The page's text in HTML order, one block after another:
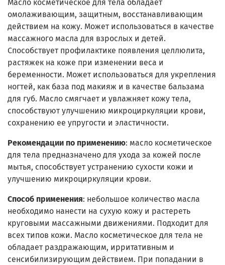
Масло косметическое для тела обладает
омолаживающим, защитным, восстанавливающим
действием на кожу. Может использоваться в качестве
массажного масла для взрослых и детей.
Способствует профилактике появления целлюлита,
растяжек на коже при изменении веса и
беременности. Может использоваться для укрепления
ногтей, как база под макияж и в качестве бальзама
для губ. Масло смягчает и увлажняет кожу тела,
способствуют улучшению микроциркуляции крови,
сохранению ее упругости и эластичности.
Рекомендации по применению: масло косметическое
для тела предназначено для ухода за кожей после
мытья, способствует устранению сухости кожи и
улучшению микроциркуляции крови.
Способ применения: небольшое количество масла
необходимо нанести на сухую кожу и растереть
круговыми массажными движениями. Подходит для
всех типов кожи. Масло косметическое для тела не
обладает раздражающим, ирритативным и
сенсибилизирующим действием. При попадании в